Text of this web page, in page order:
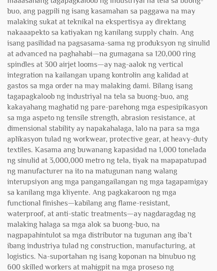
buo, ang pagpili ng isang kasamahan sa paggawa na may
malaking sukat at teknikal na ekspertisya ay direktang
nakaaapekto sa katiyakan ng kanilang supply chain. Ang
isang pasilidad na pagsasama-sama ng produksyon ng sinulid
at advanced na paghahabi—na gumagana sa 120,000 ring
spindles at 300 airjet looms—ay nag-aalok ng vertical
integration na kailangan upang kontrolin ang kalidad at
gastos sa mga order na may malaking dami. Bilang isang
tagapagkaloob ng industriyal na tela sa buong-buo, ang
kakayahang maghatid ng pare-parehong mga espesipikasyon
sa mga aspeto ng tensile strength, abrasion resistance, at
dimensional stability ay napakahalaga, lalo na para sa mga
aplikasyon tulad ng workwear, protective gear, at heavy-duty
textiles. Kasama ang buwanang kapasidad na 1,000 tonelada
ng sinulid at 3,000,000 metro ng tela, tiyak na mapapatupad
ng manufacturer na ito na matugunan nang walang
interupsiyon ang mga pangangailangan ng mga tagapamigay
sa kanilang mga kliyente. Ang pagkakaroon ng mga
functional finishes—kabilang ang flame-resistant,
waterproof, at anti-static treatments—ay nagdaragdag ng
malaking halaga sa mga alok sa buong-buo, na
nagpapahintulot sa mga distributor na tugunan ang iba’t
ibang industriya tulad ng construction, manufacturing, at
logistics. Na-suportahan ng isang koponan na binubuo ng
600 skilled workers at mahigpit na mga proseso ng